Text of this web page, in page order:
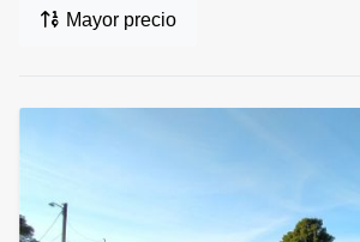
Mayor precio